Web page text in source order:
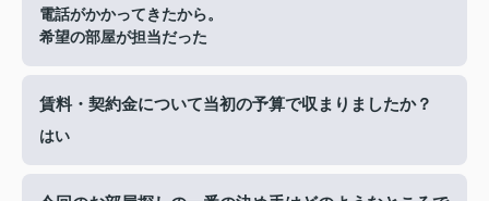
電話がかかってきたから。
希望の部屋が担当だった
賃料・契約金について当初の予算で収まりましたか？
はい